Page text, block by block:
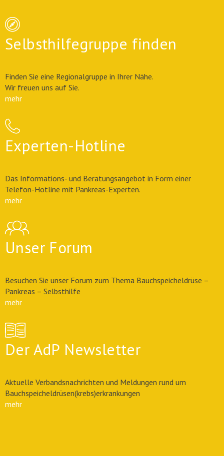
Selbsthilfegruppe finden
Finden Sie eine Regionalgruppe in Ihrer Nähe.
Wir freuen uns auf Sie.
mehr
Experten-Hotline
Das Informations- und Beratungsangebot in Form einer
Telefon-Hotline mit Pankreas-Experten.
mehr
Unser Forum
Besuchen Sie unser Forum zum Thema Bauchspeicheldrüse –
Pankreas – Selbsthilfe
mehr
Der AdP Newsletter
Aktuelle Verbandsnachrichten und Meldungen rund um
Bauchspeicheldrüsen(krebs)erkrankungen
mehr